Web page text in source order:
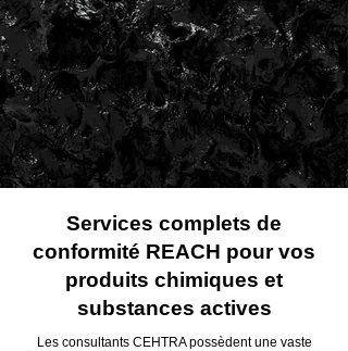
Services complets de
conformité REACH pour vos
produits chimiques et
substances actives
Les consultants CEHTRA possèdent une vaste